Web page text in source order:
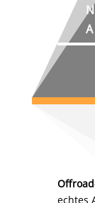
echtes